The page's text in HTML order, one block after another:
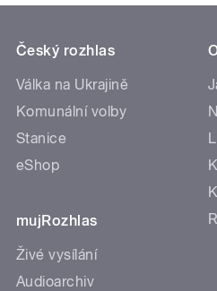
Český rozhlas
Válka na Ukrajině
Komunální volby
Stanice
eShop
mujRozhlas
Živé vysílání
Audioarchiv